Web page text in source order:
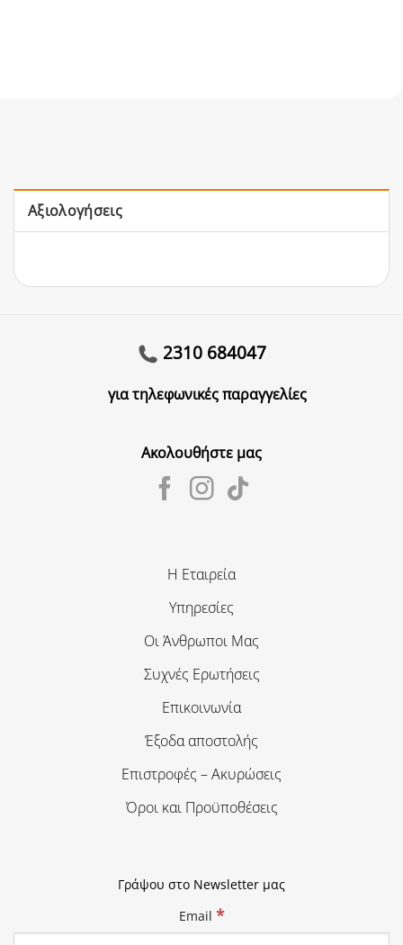
Αξιολογήσεις
2310 684047
για τηλεφωνικές παραγγελίες
Ακολουθήστε μας
Η Εταιρεία
Υπηρεσίες
Οι Άνθρωποι Μας
Συχνές Ερωτήσεις
Επικοινωνία
Έξοδα αποστολής
Επιστροφές – Ακυρώσεις
Όροι και Προϋποθέσεις
Γράψου στο Newsletter μας
Email *